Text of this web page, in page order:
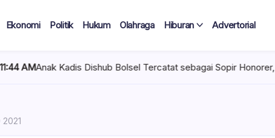
Ekonomi Politik Hukum Olahraga Hiburan Advertorial
Dishub Bolsel Tercatat sebagai Sopir Honorer, Diduga Tak